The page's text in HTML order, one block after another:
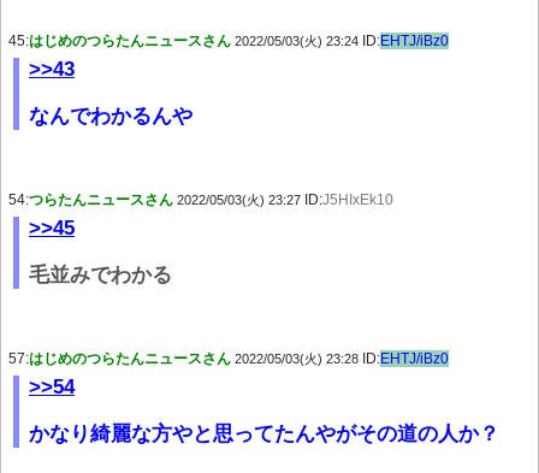
45:はじめのつらたんニュースさん 2022/05/03(火) 23:24 ID:EHTJ/iBz0
>>43
なんでわかるんや
54:つらたんニュースさん 2022/05/03(火) 23:27 ID:J5HIxEk10
>>45
毛並みでわかる
57:はじめのつらたんニュースさん 2022/05/03(火) 23:28 ID:EHTJ/iBz0
>>54
かなり綺麗な方やと思ってたんやがその道の人か？